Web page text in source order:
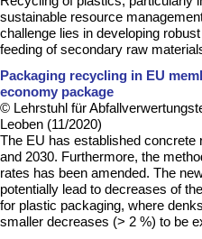
sustainable resource
challenge lies in developing
feeding of secondary raw
Packaging recycling in EU
economy package
© Lehrstuhl für
Leoben (11/2020)
The EU has established
and 2030. Furthermore, the
rates has been amended. The
potentially lead to decreases of
for plastic packaging, where
smaller decreases (> 2 %) to be